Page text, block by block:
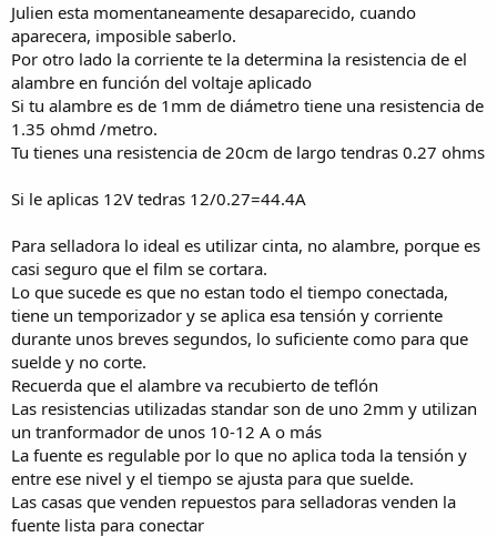
Julien esta momentaneamente desaparecido, cuando
aparecera, imposible saberlo.
Por otro lado la corriente te la determina la resistencia de el
alambre en función del voltaje aplicado
Si tu alambre es de 1mm de diámetro tiene una resistencia de
1.35 ohmd /metro.
Tu tienes una resistencia de 20cm de largo tendras 0.27 ohms
Si le aplicas 12V tedras 12/0.27=44.4A
Para selladora lo ideal es utilizar cinta, no alambre, porque es
casi seguro que el film se cortara.
Lo que sucede es que no estan todo el tiempo conectada,
tiene un temporizador y se aplica esa tensión y corriente
durante unos breves segundos, lo suficiente como para que
suelde y no corte.
Recuerda que el alambre va recubierto de teflón
Las resistencias utilizadas standar son de uno 2mm y utilizan
un tranformador de unos 10-12 A o más
La fuente es regulable por lo que no aplica toda la tensión y
entre ese nivel y el tiempo se ajusta para que suelde.
Las casas que venden repuestos para selladoras venden la
fuente lista para conectar